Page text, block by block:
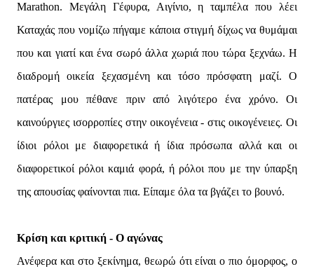
Marathon. Μεγάλη Γέφυρα, Αιγίνιο, η ταμπέλα που λέει
Καταχάς που νομίζω πήγαμε κάποια στιγμή δίχως να θυμάμαι
που και γιατί και ένα σωρό άλλα χωριά που τώρα ξεχνάω. Η
διαδρομή οικεία ξεχασμένη και τόσο πρόσφατη μαζί. Ο
πατέρας μου πέθανε πριν από λιγότερο ένα χρόνο. Οι
καινούργιες ισορροπίες στην οικογένεια - στις οικογένειες. Οι
ίδιοι ρόλοι με διαφορετικά ή ίδια πρόσωπα αλλά και οι
διαφορετικοί ρόλοι καμιά φορά, ή ρόλοι που με την ύπαρξη
της απουσίας φαίνονται πια. Είπαμε όλα τα βγάζει το βουνό.
Κρίση και κριτική - Ο αγώνας
Ανέφερα και στο ξεκίνημα, θεωρώ ότι είναι ο πιο όμορφος, ο